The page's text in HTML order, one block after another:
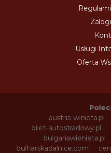
Usługi
Oferta
austria-winieta.pl
bilet-autostradowy.pl
bulgariawienieta.pl
bulharskadalnice.com